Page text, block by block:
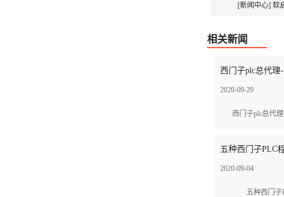
[新闻中心] 软
相关新闻
西门子plc总代理
2020-09-29
西门子plc总
五种西门子PLC
2020-09-04
五种西门子